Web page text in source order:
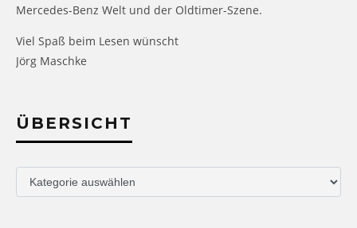
Mercedes-Benz Welt und der Oldtimer-Szene.
Viel Spaß beim Lesen wünscht
Jörg Maschke
ÜBERSICHT
Übersicht